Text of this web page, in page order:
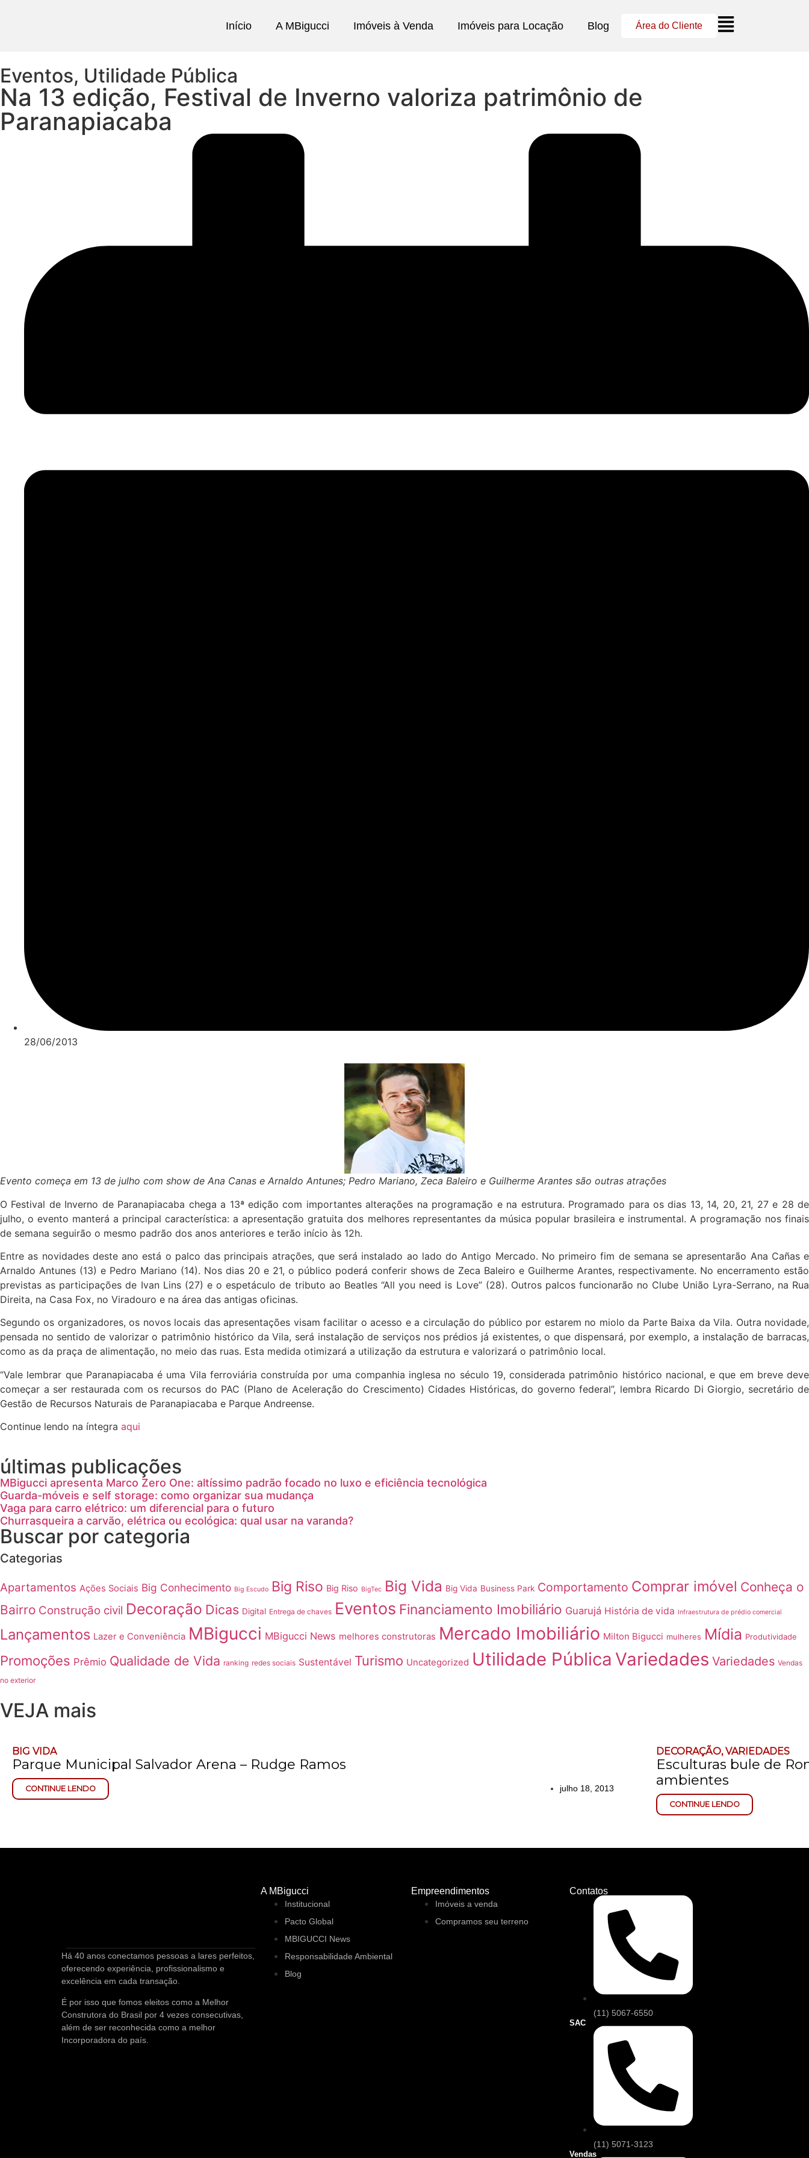
Início A MBigucci Imóveis à Venda Imóveis para Locação Blog Área do Cliente
Eventos, Utilidade Pública
Na 13 edição, Festival de Inverno valoriza patrimônio de
Paranapiacaba
28/06/2013
Evento começa em 13 de julho com show de Ana Canas e Arnaldo Antunes; Pedro Mariano, Zeca Baleiro e Guilherme Arantes são outras atrações
O Festival de Inverno de Paranapiacaba chega a 13ª edição com importantes alterações na programação e na estrutura. Programado para os dias 13, 14, 20, 21, 27 e 28 de
julho, o evento manterá a principal característica: a apresentação gratuita dos melhores representantes da música popular brasileira e instrumental. A programação nos finais
de semana seguirão o mesmo padrão dos anos anteriores e terão início às 12h.
Entre as novidades deste ano está o palco das principais atrações, que será instalado ao lado do Antigo Mercado. No primeiro fim de semana se apresentarão Ana Cañas e
Arnaldo Antunes (13) e Pedro Mariano (14). Nos dias 20 e 21, o público poderá conferir shows de Zeca Baleiro e Guilherme Arantes, respectivamente. No encerramento estão
previstas as participações de Ivan Lins (27) e o espetáculo de tributo ao Beatles “All you need is Love” (28). Outros palcos funcionarão no Clube União Lyra-Serrano, na Rua
Direita, na Casa Fox, no Viradouro e na área das antigas oficinas.
Segundo os organizadores, os novos locais das apresentações visam facilitar o acesso e a circulação do público por estarem no miolo da Parte Baixa da Vila. Outra novidade,
pensada no sentido de valorizar o patrimônio histórico da Vila, será instalação de serviços nos prédios já existentes, o que dispensará, por exemplo, a instalação de barracas,
como as da praça de alimentação, no meio das ruas. Esta medida otimizará a utilização da estrutura e valorizará o patrimônio local.
“Vale lembrar que Paranapiacaba é uma Vila ferroviária construída por uma companhia inglesa no século 19, considerada patrimônio histórico nacional, e que em breve deve
começar a ser restaurada com os recursos do PAC (Plano de Aceleração do Crescimento) Cidades Históricas, do governo federal”, lembra Ricardo Di Giorgio, secretário de
Gestão de Recursos Naturais de Paranapiacaba e Parque Andreense.
Continue lendo na íntegra aqui
últimas publicações
MBigucci apresenta Marco Zero One: altíssimo padrão focado no luxo e eficiência tecnológica
Guarda-móveis e self storage: como organizar sua mudança
Vaga para carro elétrico: um diferencial para o futuro
Churrasqueira a carvão, elétrica ou ecológica: qual usar na varanda?
Buscar por categoria
Categorias
Apartamentos Ações Sociais Big Conhecimento Big Escudo Big Riso Big Riso BigTec Big Vida Big Vida Business Park Comportamento Comprar imóvel Conheça o
Bairro Construção civil Decoração Dicas Digital Entrega de chaves Eventos Financiamento Imobiliário Guarujá História de vida Infraestrutura de prédio comercial
Lançamentos Lazer e Conveniência MBigucci MBigucci News melhores construtoras Mercado Imobiliário Milton Bigucci mulheres Mídia Produtividade
Promoções Prêmio Qualidade de Vida ranking redes sociais Sustentável Turismo Uncategorized Utilidade Pública Variedades Variedades Vendas
no exterior
VEJA mais
BIG VIDA
Parque Municipal Salvador Arena – Rudge Ramos
CONTINUE LENDO julho 18, 2013
DECORAÇÃO,VARIEDADES
Esculturas bule de
ambientes
CONTINUE LENDO
Há 40 anos conectamos pessoas a lares perfeitos,
oferecendo experiência, profissionalismo e
excelência em cada transação.
É por isso que fomos eleitos como a Melhor
Construtora do Brasil por 4 vezes consecutivas,
além de ser reconhecida como a melhor
Incorporadora do país.
A MBigucci
Institucional
Pacto Global
MBIGUCCI News
Responsabilidade Ambiental
Blog
Empreendimentos
Imóveis a venda
Compramos seu terreno
Contatos
(11) 5067-6550
SAC
(11) 5071-3123
Vendas